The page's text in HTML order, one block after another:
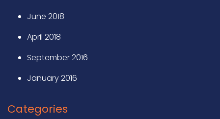
June 2018
April 2018
September 2016
January 2016
Categories